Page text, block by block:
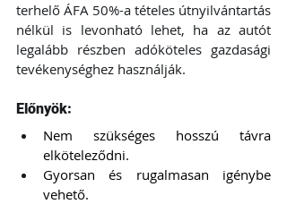
terhelő ÁFA 50%-a tételes útnyilvántartás
nélkül is levonható lehet, ha az autót
legalább részben adóköteles gazdasági
tevékenységhez használják.
Előnyök:
Nem szükséges hosszú távra
elköteleződni.
Gyorsan és rugalmasan igénybe
vehető.